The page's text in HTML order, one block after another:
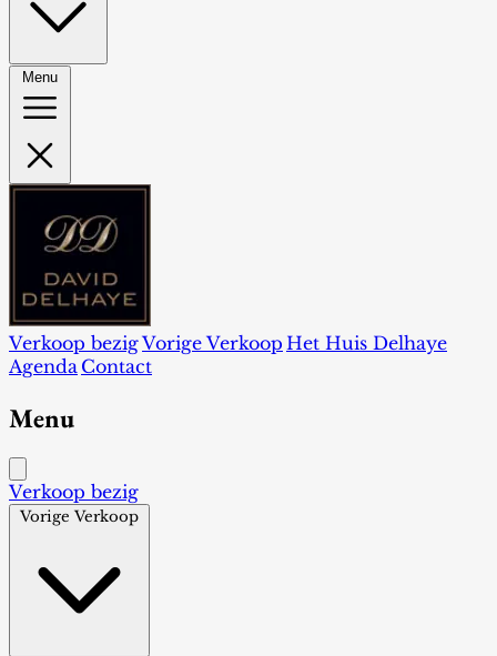
Menu
Verkoop bezigVorige Verkoop Het Huis Delhaye
Agenda Contact
Menu
Verkoop bezig
Vorige Verkoop